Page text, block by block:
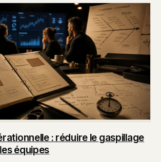
: réduire le gaspillage
équipes